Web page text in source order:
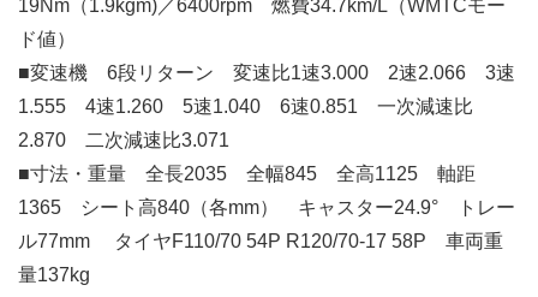
19Nm（1.9kgm)／6400rpm 燃費34.7km/L（WMTCモー
ド値）
■変速機 6段リターン 変速比1速3.000 2速2.066 3速
1.555 4速1.260 5速1.040 6速0.851 一次減速比
2.870 二次減速比3.071
■寸法・重量 全長2035 全幅845 全高1125 軸距
1365 シート高840（各mm） キャスター24.9° トレー
ル77mm タイヤF110/70 54P R120/70-17 58P 車両重
量137kg